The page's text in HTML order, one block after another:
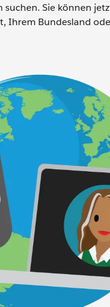
suchen. Sie können
Ihrem Bundesland